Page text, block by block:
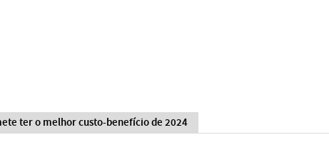
ter o melhor custo-benefício de 2024